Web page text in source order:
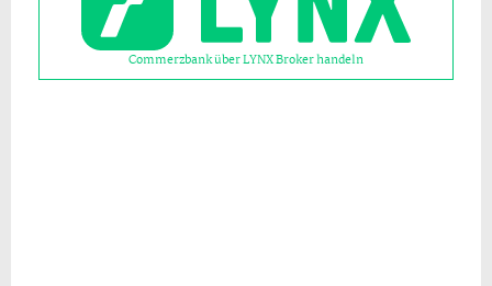
Commerzbank über LYNX Broker handeln